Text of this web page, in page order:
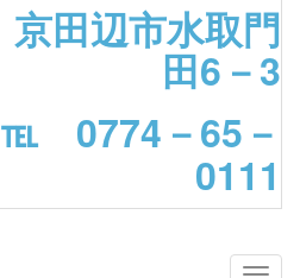
京田辺市水取門
田6－3
℡ 0774－65－
0111